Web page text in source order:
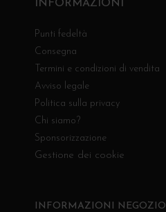
INFORMAZIONI
Punti fedeltà
Consegna
Termini e condizioni di vendita
Avviso legale
Politica sulla privacy
Chi siamo?
Sponsorizzazione
Gestione dei cookie
INFORMAZIONI NEGOZIO